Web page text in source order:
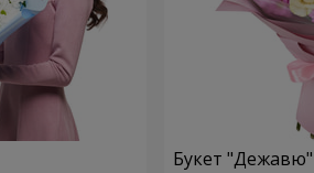
Букет "Дежавю"